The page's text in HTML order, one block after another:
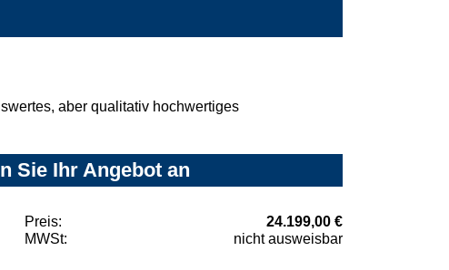
aber qualitativ hochwertiges
Sie Ihr Angebot an
Preis:
24.199,00 €
MWSt:
nicht ausweisbar